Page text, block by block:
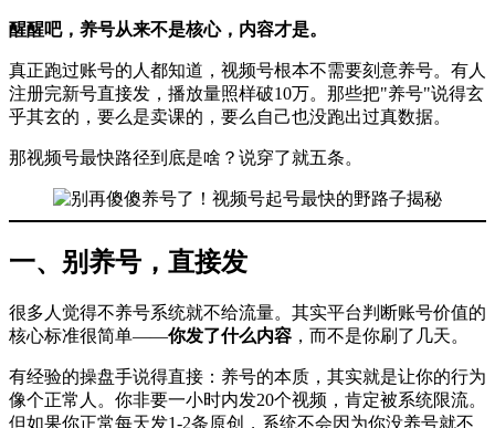
醒醒吧，养号从来不是核心，内容才是。
真正跑过账号的人都知道，视频号根本不需要刻意养号。有人
注册完新号直接发，播放量照样破10万。那些把"养号"说得玄
乎其玄的，要么是卖课的，要么自己也没跑出过真数据。
那视频号最快路径到底是啥？说穿了就五条。
一、别养号，直接发
很多人觉得不养号系统就不给流量。其实平台判断账号价值的
核心标准很简单——你发了什么内容 ，而不是你刷了几天。
有经验的操盘手说得直接：养号的本质，其实就是让你的行为
像个正常人。你非要一小时内发20个视频，肯定被系统限流。
但如果你正常每天发1-2条原创，系统不会因为你没养号就不